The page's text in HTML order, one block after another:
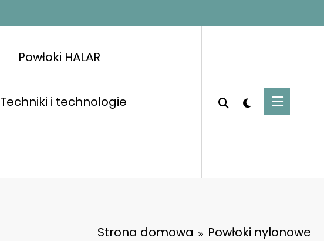
Powłoki HALAR
Techniki i technologie
Strona domowa
Powłoki nylonowe